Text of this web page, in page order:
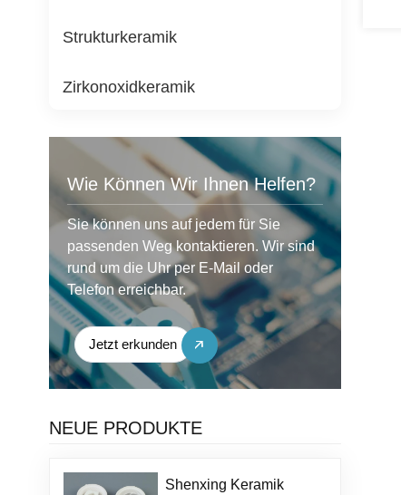
Strukturkeramik
Zirkonoxidkeramik
Wie Können Wir Ihnen Helfen?
Sie können uns auf jedem für Sie
passenden Weg kontaktieren. Wir sind
rund um die Uhr per E-Mail oder
Telefon erreichbar.
Jetzt erkunden
NEUE PRODUKTE
Shenxing Keramik